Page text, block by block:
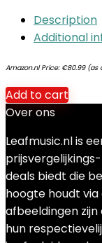
Description
Additional
Amazon.nl Price: €80.99(as
Add to cart
Over ons
Leafmusic.nl is
deals biedt die
hoogte houdt
afbeeldingen
hun